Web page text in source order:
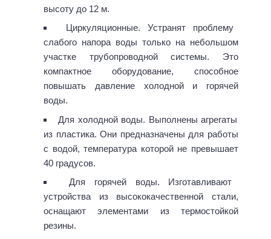
высоту до 12 м.
Циркуляционные. Устранят проблему
слабого напора воды только на небольшом
участке трубопроводной системы. Это
компактное оборудование, способное
повышать давление холодной и горячей
воды.
Для холодной воды. Выполнены агрегаты
из пластика. Они предназначены для работы
с водой, температура которой не превышает
40 градусов.
Для горячей воды. Изготавливают
устройства из высококачественной стали,
оснащают элементами из термостойкой
резины.